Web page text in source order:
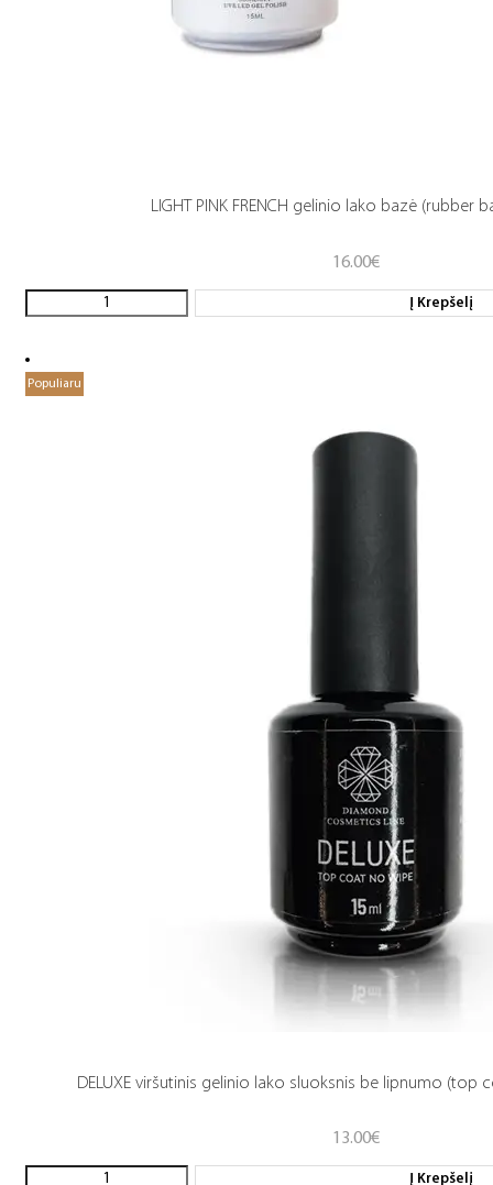
LIGHT PINK FRENCH gelinio lako bazė (rubber
16.00€
Į Krepšelį
Populiaru
DELUXE viršutinis gelinio lako sluoksnis be lipnumo (top
13.00€
Į Krepšelį